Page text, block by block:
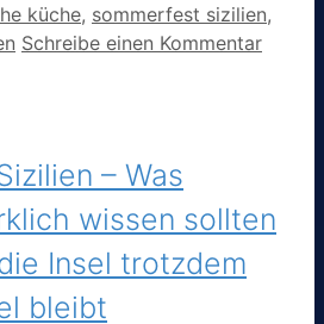
küche, sommerfest sizilien,
Schreibe einen Kommentar
– Was
wissen sollten
Insel trotzdem
bleibt